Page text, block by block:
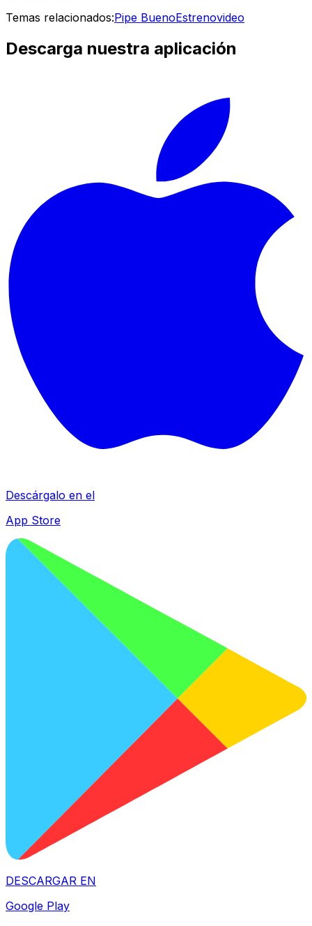
Temas relacionados:Pipe BuenoEstrenovideo
Descarga nuestra aplicación
Descárgalo en el
App Store
DESCARGAR EN
Google Play